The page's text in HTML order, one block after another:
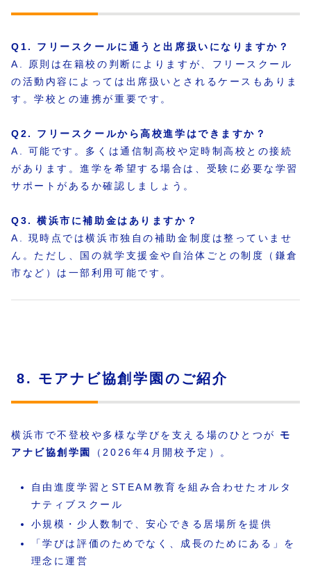
Q1. フリースクールに通うと出席扱いになりますか？
A. 原則は在籍校の判断によりますが、フリースクール
の活動内容によっては出席扱いとされるケースもありま
す。学校との連携が重要です。
Q2. フリースクールから高校進学はできますか？
A. 可能です。多くは通信制高校や定時制高校との接続
があります。進学を希望する場合は、受験に必要な学習
サポートがあるか確認しましょう。
Q3. 横浜市に補助金はありますか？
A. 現時点では横浜市独自の補助金制度は整っていませ
ん。ただし、国の就学支援金や自治体ごとの制度（鎌倉
市など）は一部利用可能です。
8. モアナビ協創学園のご紹介
横浜市で不登校や多様な学びを支える場のひとつが モ
アナビ協創学園
（2026年4月開校予定）。
自由進度学習とSTEAM教育を組み合わせたオルタ
ナティブスクール
小規模・少人数制で、安心できる居場所を提供
「学びは評価のためでなく、成長のためにある」を
理念に運営